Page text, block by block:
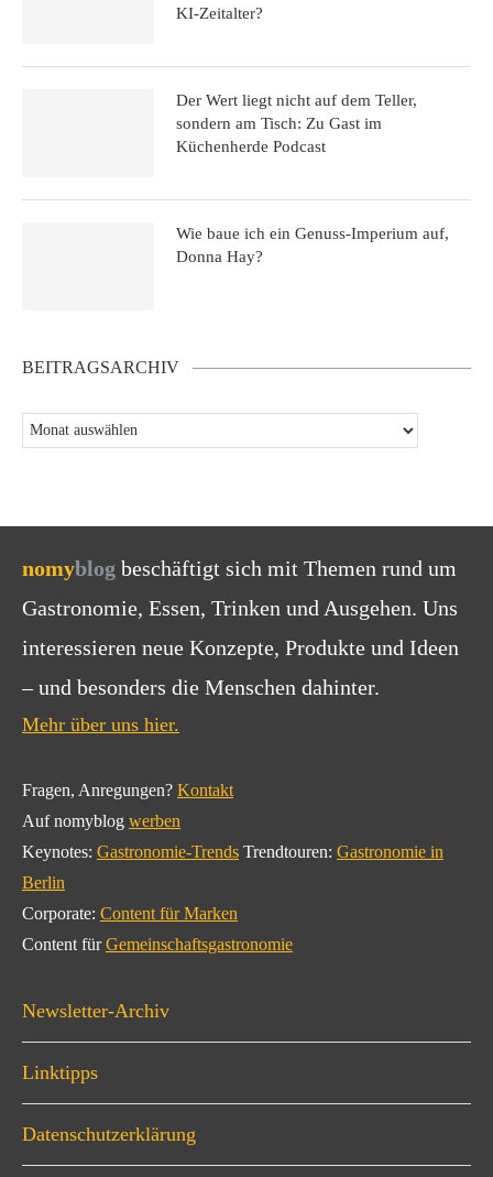
KI-Zeitalter?
Der Wert liegt nicht auf dem Teller,
sondern am Tisch: Zu Gast im
Küchenherde Podcast
Wie baue ich ein Genuss-Imperium auf,
Donna Hay?
BEITRAGSARCHIV
nomyblog beschäftigt sich mit Themen rund um
Gastronomie, Essen, Trinken und Ausgehen. Uns
interessieren neue Konzepte, Produkte und Ideen
– und besonders die Menschen dahinter.
Mehr über uns hier.
Fragen, Anregungen? Kontakt
Auf nomyblog werben
Keynotes: Gastronomie-Trends Trendtouren: Gastronomie in
Berlin
Corporate: Content für Marken
Content fürGemeinschaftsgastronomie
Newsletter-Archiv
Linktipps
Datenschutzerklärung